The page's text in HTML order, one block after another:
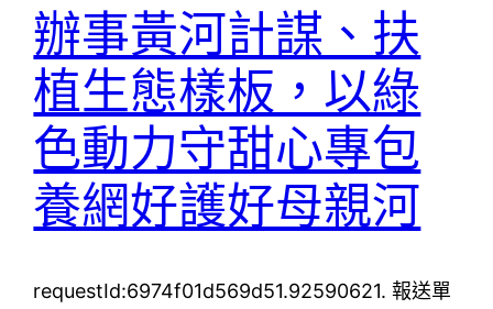
辦事黃河計謀、扶
植生態樣板，以綠
色動力守甜心專包
養網好護好母親河
requestId:6974f01d569d51.92590621. 報送單